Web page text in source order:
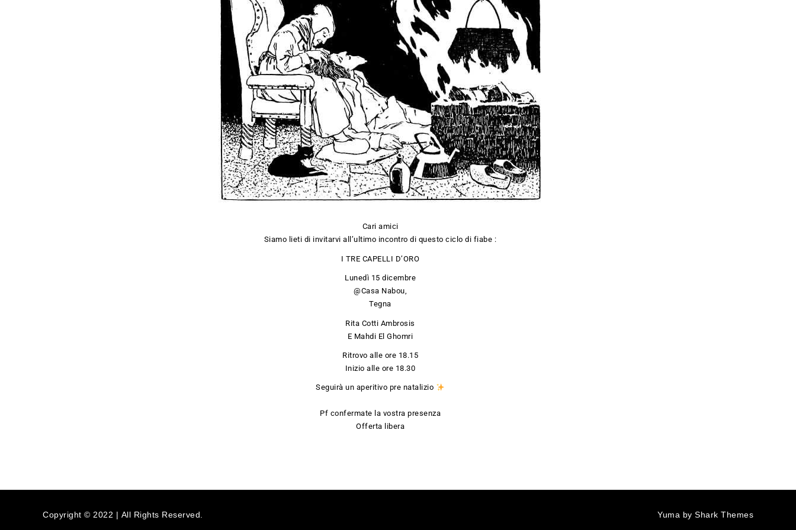
Cari amici
Siamo lieti di invitarvi all’ultimo incontro di questo ciclo di fiabe :
I TRE CAPELLI D’ORO
Lunedì 15 dicembre
@Casa Nabou,
Tegna
Rita Cotti Ambrosis
E Mahdi El Ghomri
Ritrovo alle ore 18.15
Inizio alle ore 18.30
Seguirà un aperitivo pre natalizio
Pf confermate la vostra presenza
Offerta libera
Copyright © 2022 | All Rights Reserved. Yuma by Shark Themes